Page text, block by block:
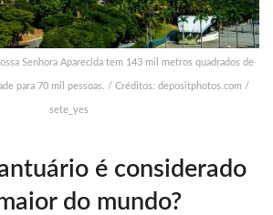
Senhora Aparecida tem 143 mil metros quadrados de
para 70 mil pessoas. / Créditos: depositphotos.com /
sete_yes
é considerado
do mundo?